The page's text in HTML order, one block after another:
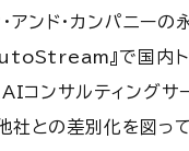
ンド・カンパニー
』で国内
コンサルティング
社との差別化を図